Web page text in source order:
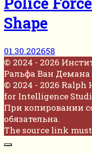
Shape
01.30.202658
© 2024 - 2026
Ральфа Ван Демана
© 2024 - 2026
for Intelligence
При копировании
обязательна.
The source link